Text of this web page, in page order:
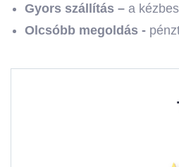
Gyors szállítás – a
Olcsóbb megoldás -